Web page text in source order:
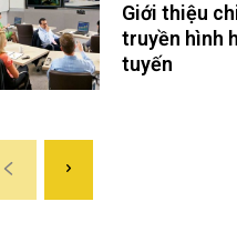
Giới thiệu
truyền hình
tuyến